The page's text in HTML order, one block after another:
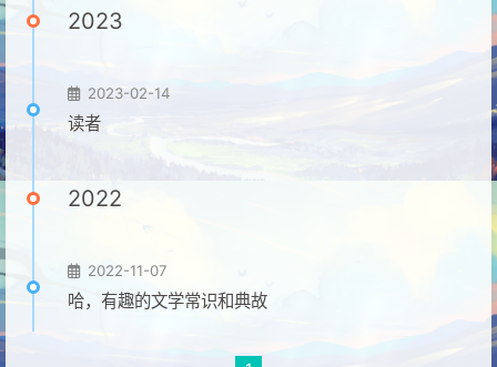
2023
2023-02-14
读者
2022
2022-11-07
哈，有趣的文学常识和典故